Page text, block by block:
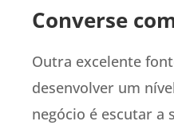
Converse
Outra excelente
desenvolver um
negócio é escutar a